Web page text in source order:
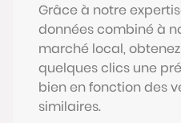
Grâce à notre
données combiné à
marché local,
quelques clics une
bien en fonction des
similaires.